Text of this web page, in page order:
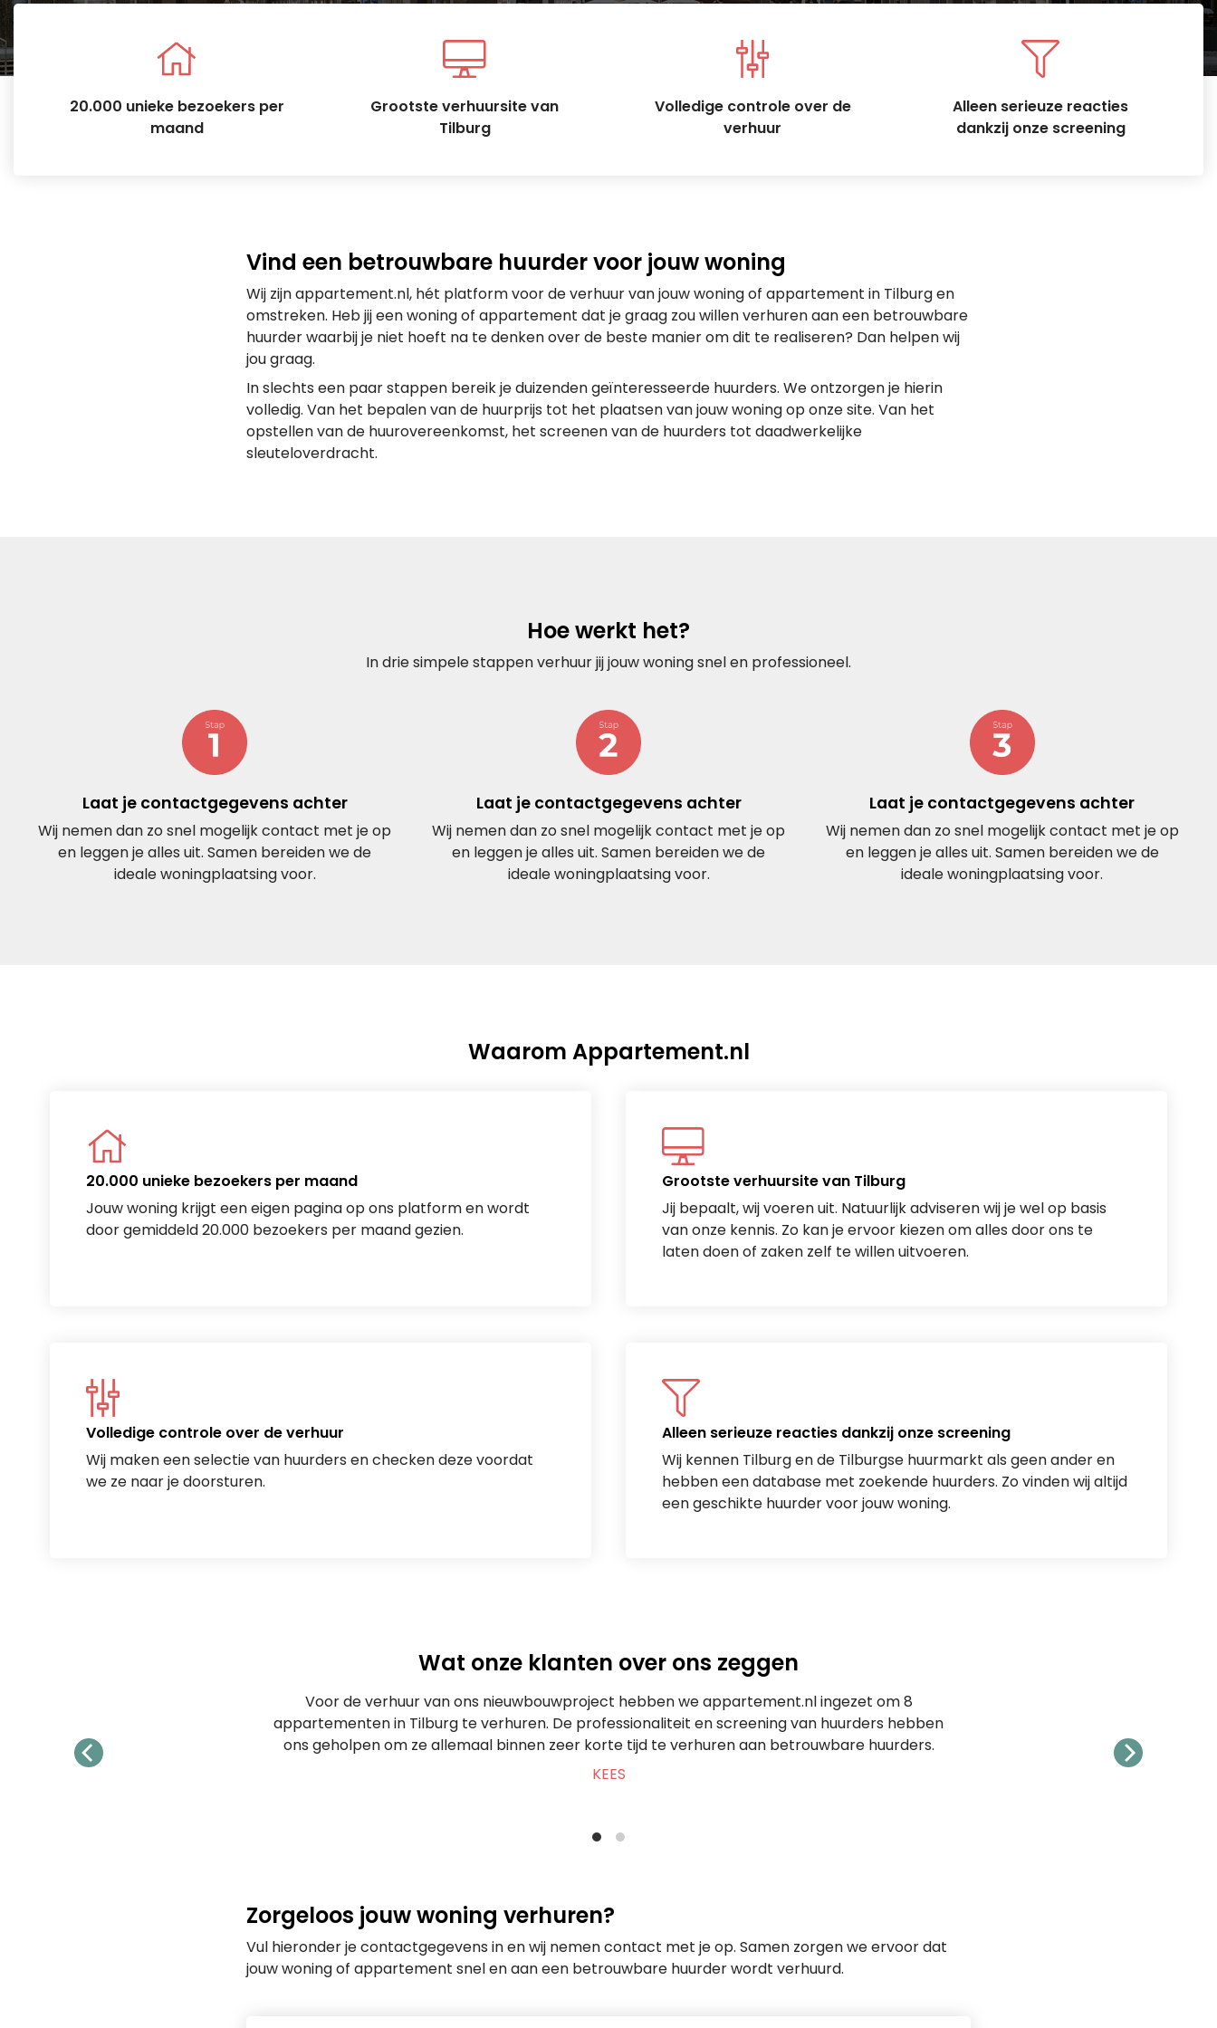
20.000 unieke bezoekers per
maand
Grootste verhuursite van
Tilburg
Volledige controle over de
verhuur
Alleen serieuze reacties
dankzij onze screening
Vind een betrouwbare huurder voor jouw woning
Wij zijn appartement.nl, hét platform voor de verhuur van jouw woning of appartement in Tilburg en
omstreken. Heb jij een woning of appartement dat je graag zou willen verhuren aan een betrouwbare
huurder waarbij je niet hoeft na te denken over de beste manier om dit te realiseren? Dan helpen wij
jou graag.
In slechts een paar stappen bereik je duizenden geïnteresseerde huurders. We ontzorgen je hierin
volledig. Van het bepalen van de huurprijs tot het plaatsen van jouw woning op onze site. Van het
opstellen van de huurovereenkomst, het screenen van de huurders tot daadwerkelijke
sleuteloverdracht.
Hoe werkt het?
In drie simpele stappen verhuur jij jouw woning snel en professioneel.
Laat je contactgegevens achter
Wij nemen dan zo snel mogelijk contact met je op
en leggen je alles uit. Samen bereiden we de
ideale woningplaatsing voor.
Laat je contactgegevens achter
Wij nemen dan zo snel mogelijk contact met je op
en leggen je alles uit. Samen bereiden we de
ideale woningplaatsing voor.
Laat je contactgegevens achter
Wij nemen dan zo snel mogelijk contact met je op
en leggen je alles uit. Samen bereiden we de
ideale woningplaatsing voor.
Waarom Appartement.nl
20.000 unieke bezoekers per maand
Jouw woning krijgt een eigen pagina op ons platform en wordt
door gemiddeld 20.000 bezoekers per maand gezien.
Grootste verhuursite van Tilburg
Jij bepaalt, wij voeren uit. Natuurlijk adviseren wij je wel op basis
van onze kennis. Zo kan je ervoor kiezen om alles door ons te
laten doen of zaken zelf te willen uitvoeren.
Volledige controle over de verhuur
Wij maken een selectie van huurders en checken deze voordat
we ze naar je doorsturen.
Alleen serieuze reacties dankzij onze screening
Wij kennen Tilburg en de Tilburgse huurmarkt als geen ander en
hebben een database met zoekende huurders. Zo vinden wij altijd
een geschikte huurder voor jouw woning.
Wat onze klanten over ons zeggen
Voor de verhuur van ons nieuwbouwproject hebben we appartement.nl ingezet om 8
appartementen in Tilburg te verhuren. De professionaliteit en screening van huurders hebben
ons geholpen om ze allemaal binnen zeer korte tijd te verhuren aan betrouwbare huurders.
KEES
Zorgeloos jouw woning verhuren?
Vul hieronder je contactgegevens in en wij nemen contact met je op. Samen zorgen we ervoor dat
jouw woning of appartement snel en aan een betrouwbare huurder wordt verhuurd.